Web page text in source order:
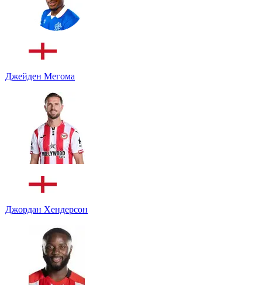
Джейден Мегома
Джордан Хендерсон